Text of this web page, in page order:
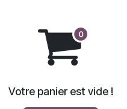
Votre panier est vide !